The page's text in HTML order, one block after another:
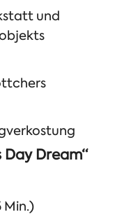
und
Day Dream“
Min.)